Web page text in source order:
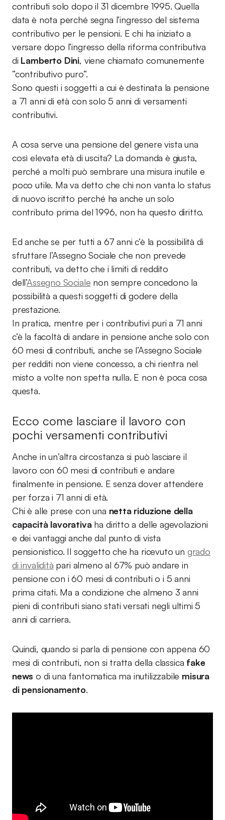
contributi solo dopo il 31 dicembre 1995. Quella
data è nota perché segna l’ingresso del sistema
contributivo per le pensioni. E chi ha iniziato a
versare dopo l’ingresso della riforma contributiva
di Lamberto Dini, viene chiamato comunemente
“contributivo puro”.
Sono questi i soggetti a cui è destinata la pensione
a 71 anni di età con solo 5 anni di versamenti
contributivi.
A cosa serve una pensione del genere vista una
così elevata età di uscita? La domanda è giusta,
perché a molti può sembrare una misura inutile e
poco utile. Ma va detto che chi non vanta lo status
di nuovo iscritto perché ha anche un solo
contributo prima del 1996, non ha questo diritto.
Ed anche se per tutti a 67 anni c’è la possibilità di
sfruttare l’Assegno Sociale che non prevede
contributi, va detto che i limiti di reddito
dell’Assegno Sociale non sempre concedono la
possibilità a questi soggetti di godere della
prestazione.
In pratica, mentre per i contributivi puri a 71 anni
c’è la facoltà di andare in pensione anche solo con
60 mesi di contributi, anche se l’Assegno Sociale
per redditi non viene concesso, a chi rientra nel
misto a volte non spetta nulla. E non è poca cosa
questa.
Ecco come lasciare il lavoro con
pochi versamenti contributivi
Anche in un’altra circostanza si può lasciare il
lavoro con 60 mesi di contributi e andare
finalmente in pensione. E senza dover attendere
per forza i 71 anni di età.
Chi è alle prese con una netta riduzione della
capacità lavorativaha diritto a delle agevolazioni
e dei vantaggi anche dal punto di vista
pensionistico. Il soggetto che ha ricevuto un grado
di invalidità pari almeno al 67% può andare in
pensione con i 60 mesi di contributi o i 5 anni
prima citati. Ma a condizione che almeno 3 anni
pieni di contributi siano stati versati negli ultimi 5
anni di carriera.
Quindi, quando si parla di pensione con appena 60
mesi di contributi, non si tratta della classica fake
news o di una fantomatica ma inutilizzabile misura
di pensionamento.